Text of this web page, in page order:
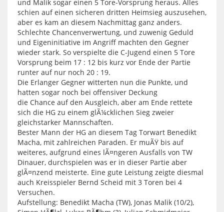
und Malik sogar einen 5 Tore-Vorsprung heraus. Alles
schien auf einen sicheren dritten Heimsieg auszusehen,
aber es kam an diesem Nachmittag ganz anders.
Schlechte Chancenverwertung, und zuwenig Geduld
und Eigeninitiative im Angriff machten den Gegner
wieder stark. So verspielte die C-Jugend einen 5 Tore
Vorsprung beim 17 : 12 bis kurz vor Ende der Partie
runter auf nur noch 20 : 19.
Die Erlanger Gegner witterten nun die Punkte, und
hatten sogar noch bei offensiver Deckung
die Chance auf den Ausgleich, aber am Ende rettete
sich die HG zu einem glÃ¼cklichen Sieg zweier
gleichstarker Mannschaften.
Bester Mann der HG an diesem Tag Torwart Benedikt
Macha, mit zahlreichen Paraden. Er muÃŸ bis auf
weiteres, aufgrund eines lÃ¤ngeren Ausfalls von TW
Dinauer, durchspielen was er in dieser Partie aber
glÃ¤nzend meisterte. Eine gute Leistung zeigte diesmal
auch Kreisspieler Bernd Scheid mit 3 Toren bei 4
Versuchen.
Aufstellung: Benedikt Macha (TW), Jonas Malik (10/2),